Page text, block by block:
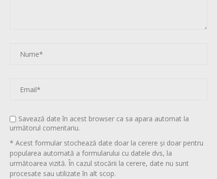
Savează date în acest browser ca sa apara automat la
următorul comentariu.
* Acest formular stochează date doar la cerere și doar pentru
popularea automată a formularului cu datele dvs, la
următoarea vizită. În cazul stocării la cerere, date nu sunt
procesate sau utilizate în alt scop.